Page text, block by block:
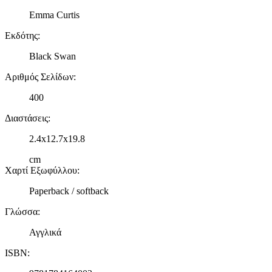
Emma Curtis
Εκδότης:
Black Swan
Αριθμός Σελίδων:
400
Διαστάσεις:
2.4x12.7x19.8
cm
Χαρτί Εξωφύλλου:
Paperback / softback
Γλώσσα:
Αγγλικά
ISBN: